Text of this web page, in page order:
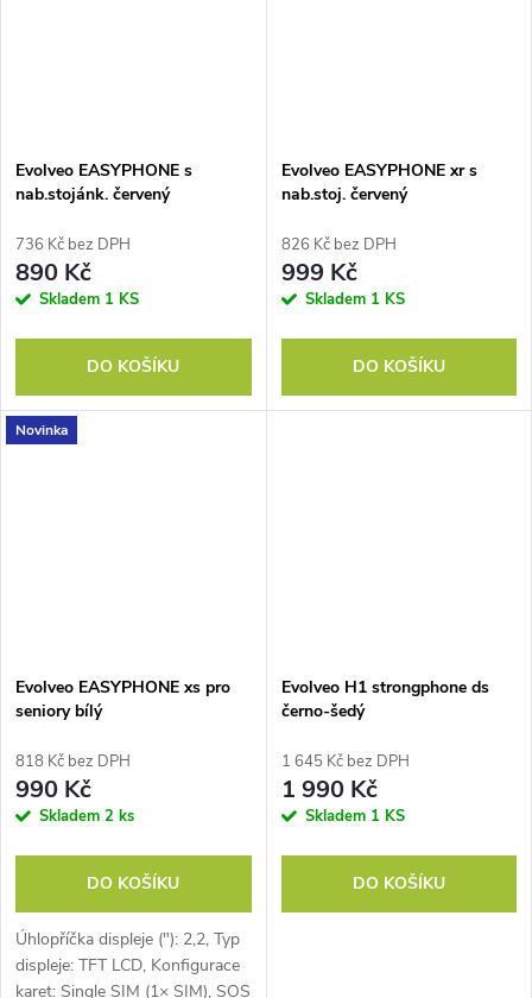
Evolveo EASYPHONE s
nab.stojánk. červený
736 Kč bez DPH
890 Kč
Skladem 1 KS
DO KOŠÍKU
Evolveo EASYPHONE xr s
nab.stoj. červený
826 Kč bez DPH
999 Kč
Skladem 1 KS
DO KOŠÍKU
Novinka
Evolveo EASYPHONE xs pro
seniory bílý
818 Kč bez DPH
990 Kč
Skladem 2 ks
DO KOŠÍKU
Úhlopříčka displeje ("): 2,2, Typ
displeje: TFT LCD, Konfigurace
karet: Single SIM (1× SIM), SOS
Evolveo H1 strongphone ds
černo-šedý
1 645 Kč bez DPH
1 990 Kč
Skladem 1 KS
DO KOŠÍKU